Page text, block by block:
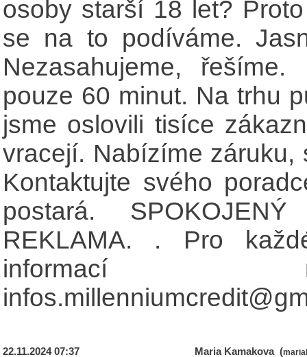
osoby starší 18 let?
se na to podíváme.
Nezasahujeme,
pouze 60 minut. Na trhu
jsme oslovili tisíce
vracejí. Nabízíme záruku,
Kontaktujte svého
postará.
REKLAMA. . Pro
informací
22.11.2024 07:37 Maria Kamakova (